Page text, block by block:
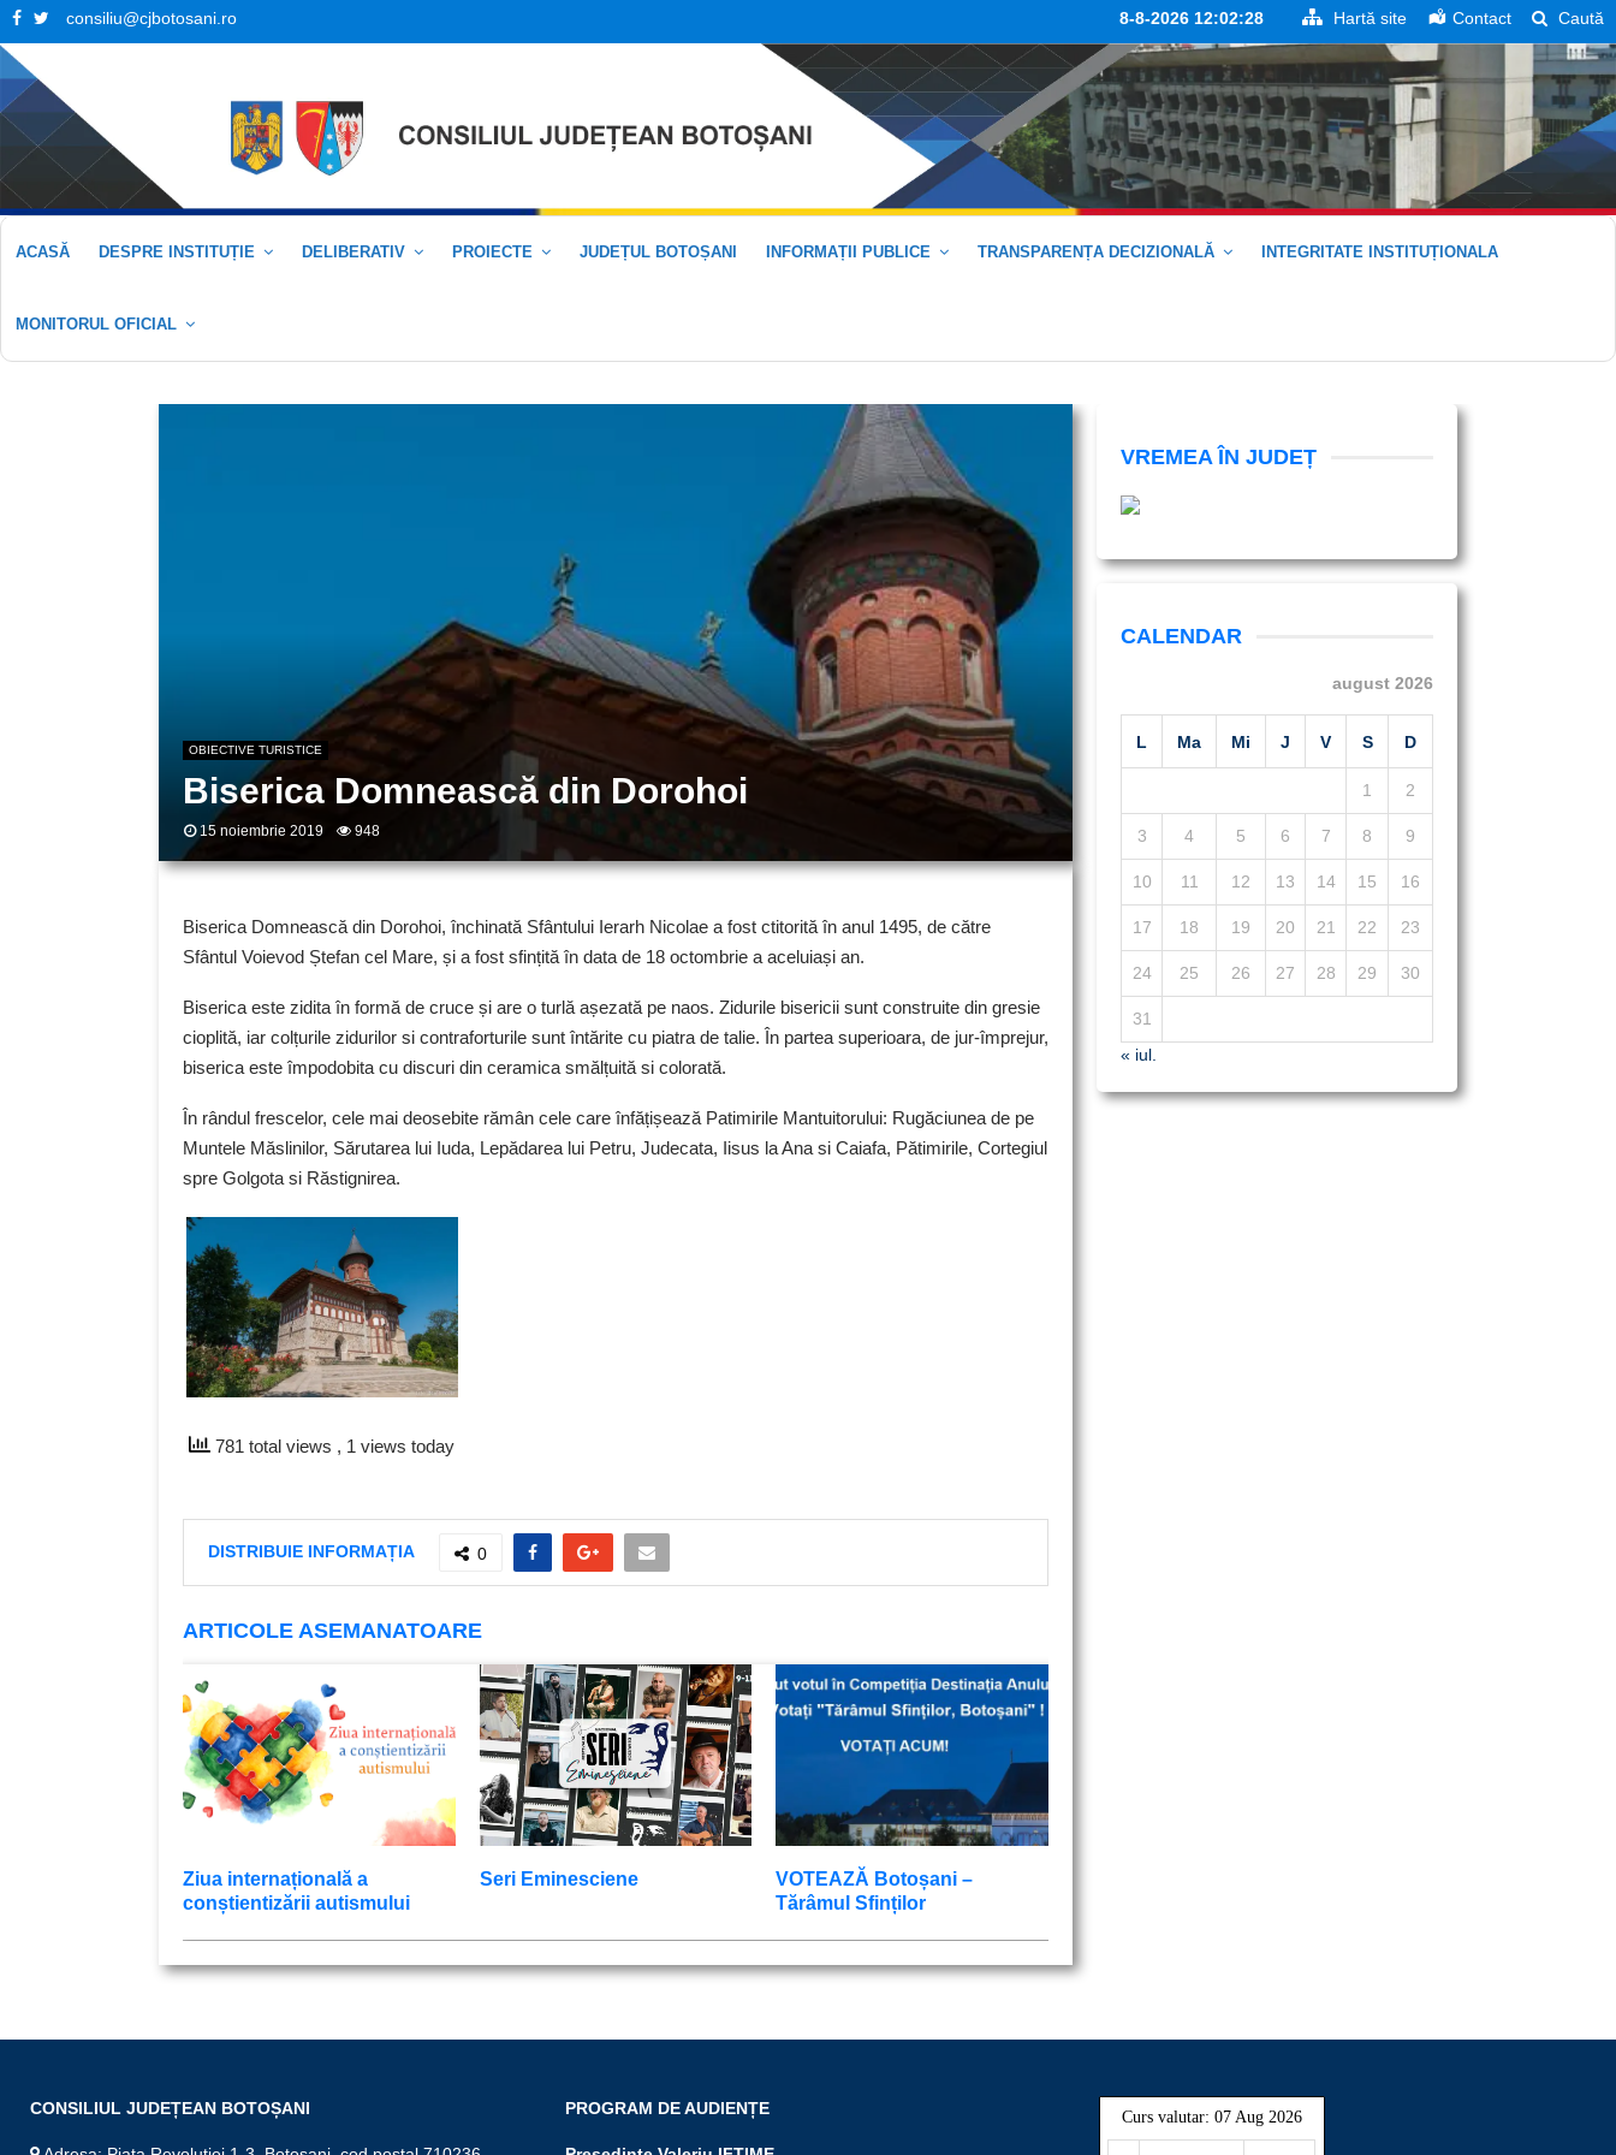
Facebook
Twitter
consiliu@cjbotosani.ro 8-8-2026 12:02:28 Hartă site Contact Caută
ACASĂ DESPRE INSTITUȚIE DELIBERATIV PROIECTE JUDEȚUL BOTOȘANI INFORMAȚII PUBLICE TRANSPARENȚA DECIZIONALĂ INTEGRITATE INSTITUȚIONALA
MONITORUL OFICIAL
OBIECTIVE TURISTICE
Biserica Domnească din Dorohoi
15 noiembrie 2019 948
Biserica Domnească din Dorohoi, închinată Sfântului Ierarh Nicolae a fost ctitorită în anul 1495, de către
Sfântul Voievod Ștefan cel Mare, și a fost sfințită în data de 18 octombrie a aceluiași an.
Biserica este zidita în formă de cruce și are o turlă așezată pe naos. Zidurile bisericii sunt construite din gresie
cioplită, iar colțurile zidurilor si contraforturile sunt întărite cu piatra de talie. În partea superioara, de jur-împrejur,
biserica este împodobita cu discuri din ceramica smălțuită si colorată.
În rândul frescelor, cele mai deosebite rămân cele care înfățișează Patimirile Mantuitorului: Rugăciunea de pe
Muntele Măslinilor, Sărutarea lui Iuda, Lepădarea lui Petru, Judecata, Iisus la Ana si Caiafa, Pătimirile, Cortegiul
spre Golgota si Răstignirea.
781 total views , 1 views today
DISTRIBUIE INFORMAȚIA 0
ARTICOLE ASEMANATOARE
Ziua internațională a
conștientizării autismului
Seri Eminesciene
VOTEAZĂ Botoșani –
Tărâmul Sfinților
VREMEA ÎN JUDEȚ
CALENDAR
august 2026
L Ma Mi J V S D
1 2
3 4 5 6 7 8 9
10 11 12 13 14 15 16
17 18 19 20 21 22 23
24 25 26 27 28 29 30
31
« iul.
CONSILIUL JUDEȚEAN BOTOȘANI PROGRAM DE AUDIENȚE Curs valutar: 07 Aug 2026